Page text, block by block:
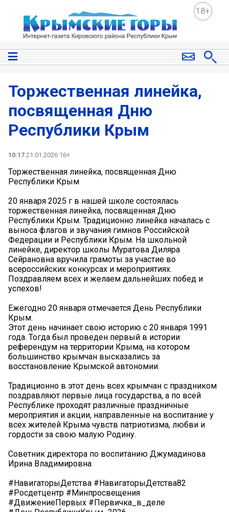
18+
Торжественная линейка,
посвященная Дню
Республики Крым
10:17 21.01.2026 16+
Торжественная линейка, посвященная Дню
Республики Крым
20 января 2025 г в нашей школе состоялась
торжественная линейка, посвященная Дню
Республики Крым. Традиционно линейка началась с
выноса флагов и звучания гимнов Российской
Федерации и Республики Крым. На школьной
линейке, директор школы Муратова Диляра
Сейрановна вручила грамоты за участие во
всероссийских конкурсах и мероприятиях.
Поздравляем всех и желаем дальнейших побед и
успехов!
Ежегодно 20 января отмечается День Республики
Крым.
Этот день начинает свою историю с 20 января 1991
года. Тогда был проведен первый в истории
референдум на территории Крыма, на котором
большинство крымчан высказались за
восстановление Крымской автономии.
Традиционно в этот день всех крымчан с праздником
поздравляют первые лица государства, а по всей
Республике проходят различные праздничные
мероприятия и акции, направленные на воспитание у
всех жителей Крыма чувств патриотизма, любви и
гордости за свою малую Родину.
Советник директора по воспитанию Джумадинова
Ирина Владимировна
#НавигаторыДетства #НавигаторыДетства82
#Росдетцентр #Минпросвещения
#ДвижениеПервых #Первичка_в_деле